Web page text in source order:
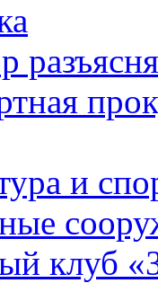
и
клуб